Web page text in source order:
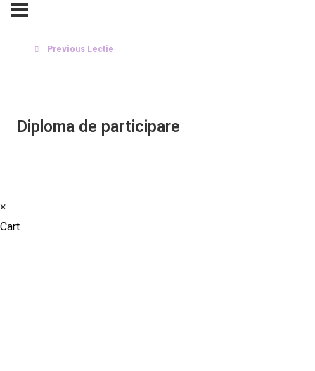
Previous Lectie
Diploma de participare
×
Cart